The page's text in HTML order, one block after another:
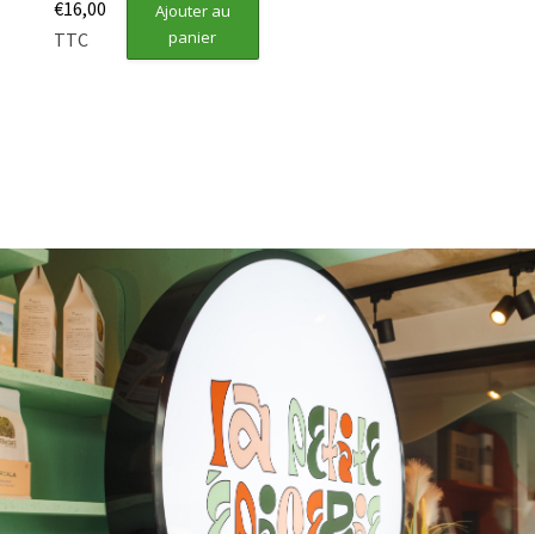
€16,00
TTC
Ajouter au
panier